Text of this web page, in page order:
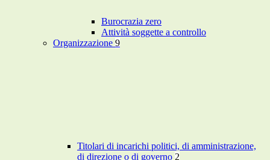
Burocrazia zero
Attività soggette a controllo
Organizzazione 9
Titolari di incarichi politici, di amministrazione,
di direzione o di governo 2